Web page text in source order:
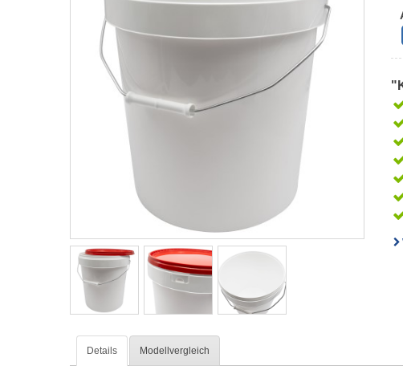
Details Modellvergleich